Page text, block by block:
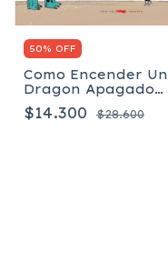
50% OFF
Como Encender Un
Dragon Apagado -
Levy Didier
$14.300 $28.600